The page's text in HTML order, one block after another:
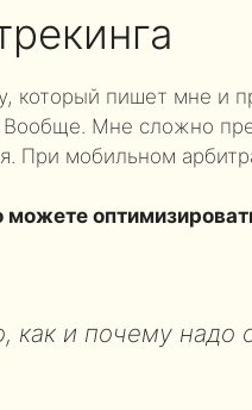
который пишет мне и
Вообще. Мне сложно
При мобильном
как и почему надо